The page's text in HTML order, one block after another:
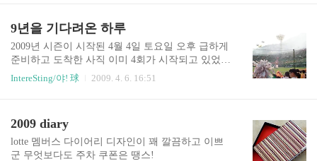
자리를 잡고 관람 준비중 히어로즈 선수들의 연습
이 한창이다 경기 시작전 롯데 선수들의 감사(?) 인
사 다음주 개봉하는 "나는 갈매기다" 롯데와 사직
구장에 관한 영화, 기대! +_+ 역시 사직! 1,380,018
명 관중 돌파 자 이젠 오늘의 선발 선수들~ 선발 다
번 타자, 이승화 선수 3번 타자, 조반장 조성환 ..
9년을 기다려온 하루
2009년 시즌이 시작된 4월 4일 토요일 오후 급하게
준비하고 도착한 사직 이미 4회가 시작되고 있었다
올해부터 바뀐 내야지정석 덕분에 늦었지만, 예약
한 자리에서 관람을 했다 오랜만에 목놓아 소리질
홈 개막전! 이젠 매년마다 홈에서 개막전을 했으면
한다 거인의 근성을 보여다오.... 3루 지정석 A 역
전 후, 부산갈매기가 시작되고 3-2 역전승 후 대낮
IntereSting/야! 球 2009. 4. 6. 16:51
2009 diary
lotte 멤버스 다이어리 디자인이 꽤 깔끔하고 이쁘
군 무엇보다도 주차 쿠폰은 땡스!